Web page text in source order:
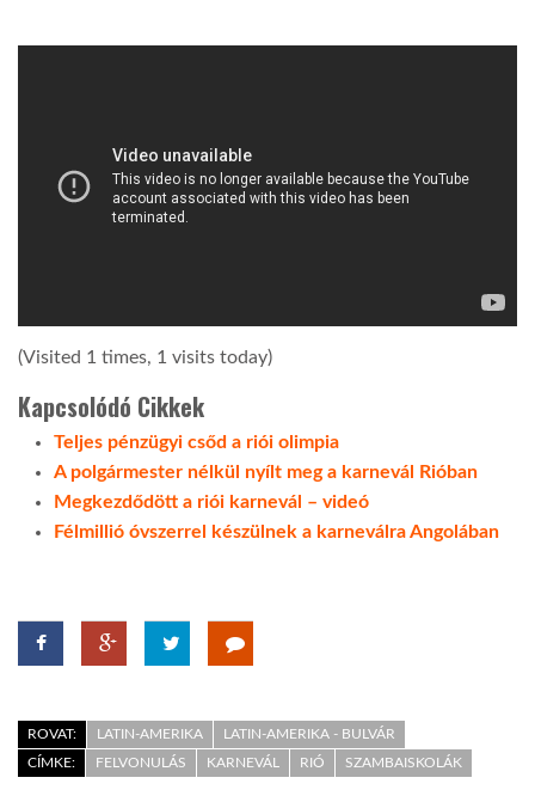
(Visited 1 times, 1 visits today)
Kapcsolódó Cikkek
Teljes pénzügyi csőd a riói olimpia
A polgármester nélkül nyílt meg a karnevál Rióban
Megkezdődött a riói karnevál – videó
Félmillió óvszerrel készülnek a karneválra Angolában
ROVAT: LATIN-AMERIKA
LATIN-AMERIKA - BULVÁR
CÍMKE:
FELVONULÁS KARNEVÁL RIÓ SZAMBAISKOLÁK